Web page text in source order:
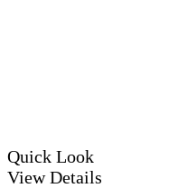
Quick Look
View Details